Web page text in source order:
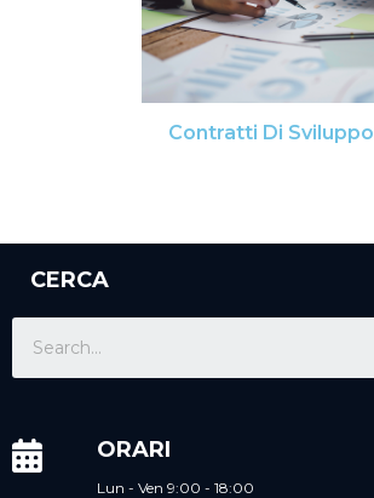
Contratti Di Sviluppo
CERCA
ORARI
Lun - Ven 9:00 - 18:00